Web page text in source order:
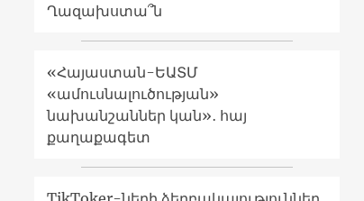
Ղազախստա՞ն
«Հայաստան-ԵԱՏՄ
«ամուսնալուծության»
նախանշաններ կան»․ հայ
քաղաքագետ